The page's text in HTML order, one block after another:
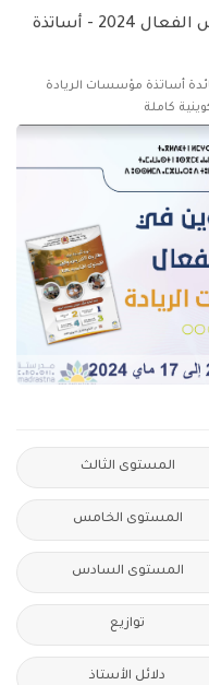
الدورة التكوينية في مقاربات التدريس الفعال 2024 - أساتذة
أساتذة مؤسسات الريادة
المستوى الثالث
المستوى الخامس
المستوى السادس
توازيع
دلائل الأستاذ